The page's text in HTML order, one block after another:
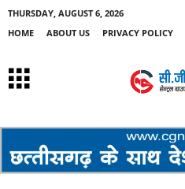
THURSDAY, AUGUST 6, 2026
HOME
ABOUT US PRIVACY POLICY